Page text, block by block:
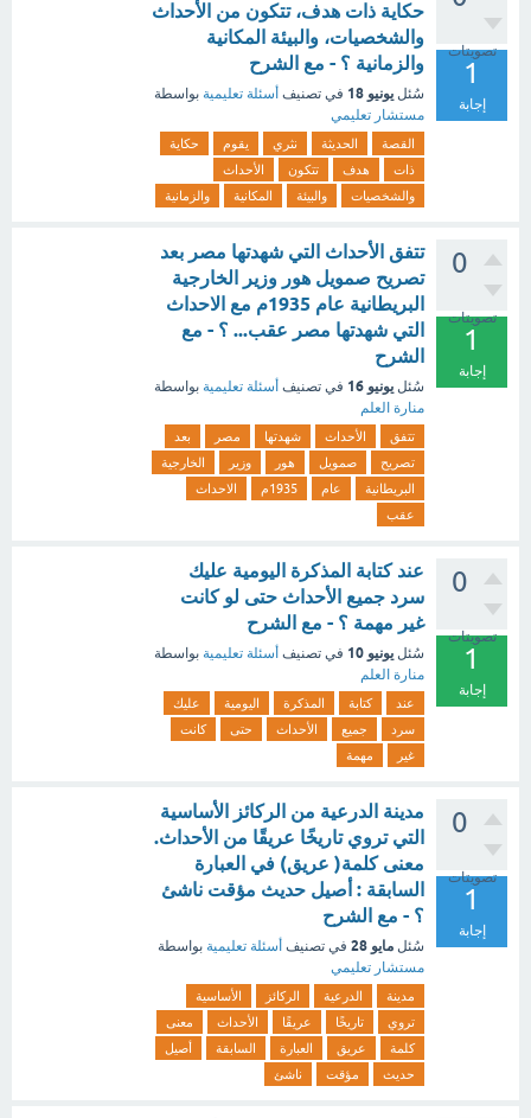
تصويتات
1
إجابة
حكاية ذات هدف، تتكون من الأحداث
والشخصيات، والبيئة المكانية
والزمانية ؟ - مع الشرح
سُئل يونيو 18 في تصنيف أسئلة تعليمية بواسطة
مستشار تعليمي
القصة الحديثة نثري يقوم
حكاية
ذات
هدف تتكون
الأحداث
والشخصيات
والبيئة المكانية والزمانية
0
تصويتات
1
إجابة
تتفق الأحداث التي شهدتها مصر بعد
تصريح صمويل هور وزير الخارجية
البريطانية عام 1935م مع الاحداث
التي شهدتها مصر عقب... ؟ - مع
الشرح
سُئل يونيو 16 في تصنيف أسئلة تعليمية بواسطة
منارة العلم
تتفق الأحداث شهدتها مصر
بعد
تصريح
صمويل هور وزير
الخارجية
البريطانية
عام 1935م
الاحداث
عقب
0
تصويتات
1
إجابة
عند كتابة المذكرة اليومية عليك
سرد جميع الأحداث حتى لو كانت
غير مهمة ؟ - مع الشرح
سُئل يونيو 10 في تصنيف أسئلة تعليمية بواسطة
منارة العلم
عند كتابة المذكرة اليومية
عليك
سرد
جميع الأحداث حتى
كانت
غير
مهمة
0
تصويتات
1
إجابة
مدينة الدرعية من الركائز الأساسية
التي تروي تاريخًا عريقًا من الأحداث.
معنى كلمة( عريق) في العبارة
السابقة : أصيل حديث مؤقت ناشئ
؟ - مع الشرح
سُئل مايو 28 في تصنيف أسئلة تعليمية بواسطة
مستشار تعليمي
مدينة الدرعية الركائز
الأساسية
تروي
تاريخًا عريقًا الأحداث
معنى
كلمة
عريق العبارة السابقة
أصيل
حديث
مؤقت ناشئ